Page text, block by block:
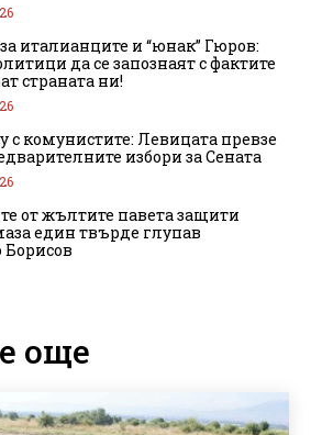
италианците и “юнак” Гюров:
да се запознаят с фактите
страната ни!
комунистите: Левицата превзе
избори за Сената
от жълтите павета защити
един твърде глупав
още